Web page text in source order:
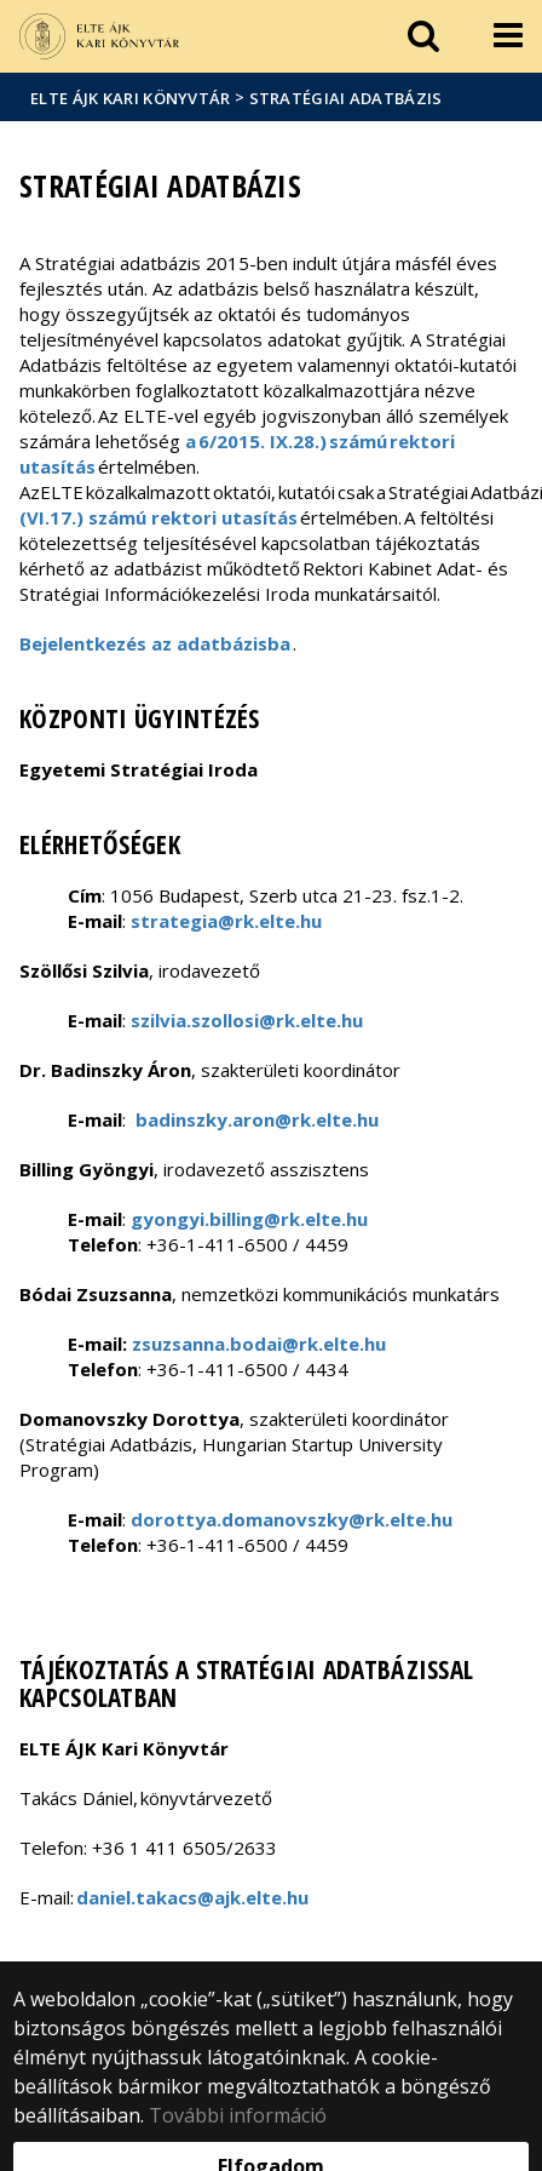
sajtóban
ELTE ÁJK KARI KÖNYVTÁR > STRATÉGIAI ADATBÁZIS
STRATÉGIAI ADATBÁZIS
A Stratégiai adatbázis 2015-ben indult útjára másfél éves
fejlesztés után. Az adatbázis belső használatra készült,
hogy összegyűjtsék az oktatói és tudományos
teljesítményével kapcsolatos adatokat gyűjtik. A Stratégiai
Adatbázis feltöltése az egyetem valamennyi oktatói-kutatói
munkakörben foglalkoztatott közalkalmazottjára nézve
kötelező. Az ELTE-vel egyéb jogviszonyban álló személyek
számára lehetőség a 6/2015. IX.28.) számú rektori
utasításértelmében.
AzELTE közalkalmazott oktatói, kutatói csak a Stratégiai
(VI.17.) számú rektori utasításértelmében. A feltöltési
kötelezettség teljesítésével kapcsolatban tájékoztatás
kérhető az adatbázist működtető Rektori Kabinet Adat- és
Stratégiai Információkezelési Iroda munkatársaitól.
Bejelentkezés az adatbázisba.
KÖZPONTI ÜGYINTÉZÉS
Egyetemi Stratégiai Iroda
ELÉRHETŐSÉGEK
Cím: 1056 Budapest, Szerb utca 21-23. fsz.1-2.
E-mail: strategia@rk.elte.hu
Szöllősi Szilvia, irodavezető
E-mail: szilvia.szollosi@rk.elte.hu
Dr. Badinszky Áron, szakterületi koordinátor
E-mail: badinszky.aron@rk.elte.hu
Billing Gyöngyi, irodavezető asszisztens
E-mail: gyongyi.billing@rk.elte.hu
Telefon: +36-1-411-6500 / 4459
Bódai Zsuzsanna, nemzetközi kommunikációs munkatárs
E-mail: zsuzsanna.bodai@rk.elte.hu
Telefon: +36-1-411-6500 / 4434
Domanovszky Dorottya, szakterületi koordinátor
(Stratégiai Adatbázis, Hungarian Startup University
Program)
E-mail: dorottya.domanovszky@rk.elte.hu
Telefon: +36-1-411-6500 / 4459
TÁJÉKOZTATÁS A STRATÉGIAI ADATBÁZISSAL
KAPCSOLATBAN
ELTE ÁJK Kari Könyvtár
Takács Dániel, könyvtárvezető
Telefon: +36 1 411 6505/2633
E-mail: daniel.takacs@ajk.elte.hu
A weboldalon „cookie”-kat („sütiket”) használunk, hogy
biztonságos böngészés mellett a legjobb felhasználói
élményt nyújthassuk látogatóinknak. A cookie-
beállítások bármikor megváltoztathatók a böngésző
beállításaiban. További információ
© 2025 Eötvös Loránd Tudományegyetem
Minden jog fenntartva.
1053 Budapest, Egyetem tér 1–3.
Központi telefonszám: +36 1 411 6500
Webfejlesztés: